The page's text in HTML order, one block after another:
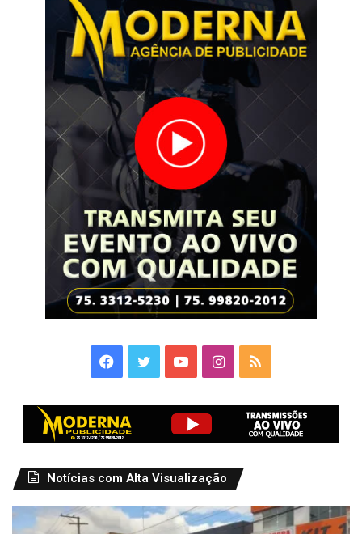
Facebook
TwitterYouTubeInstagram
RSS
Notícias com Alta Visualização